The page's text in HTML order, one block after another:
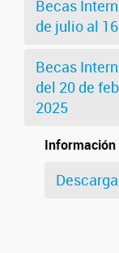
Becas
de julio al
Becas
del 20 de
2025
Información